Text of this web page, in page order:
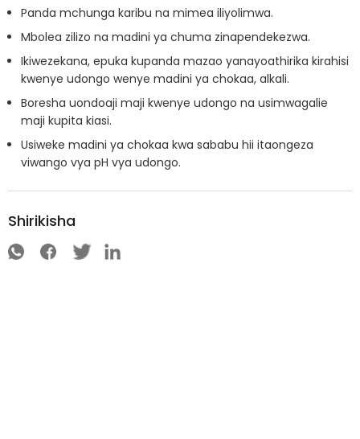
Panda mchunga karibu na mimea iliyolimwa.
Mbolea zilizo na madini ya chuma zinapendekezwa.
Ikiwezekana, epuka kupanda mazao yanayoathirika kirahisi
kwenye udongo wenye madini ya chokaa, alkali.
Boresha uondoaji maji kwenye udongo na usimwagalie
maji kupita kiasi.
Usiweke madini ya chokaa kwa sababu hii itaongeza
viwango vya pH vya udongo.
Shirikisha